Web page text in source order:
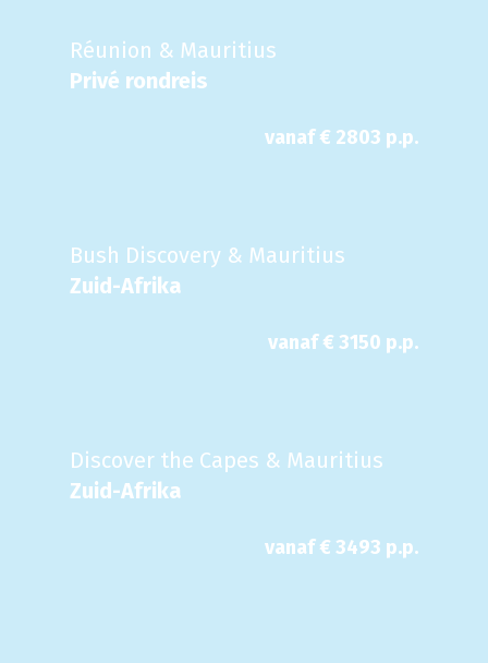
Réunion & Mauritius
Privé rondreis
vanaf € 2803 p.p.
Bush Discovery & Mauritius
Zuid-Afrika
vanaf € 3150 p.p.
Discover the Capes & Mauritius
Zuid-Afrika
vanaf € 3493 p.p.